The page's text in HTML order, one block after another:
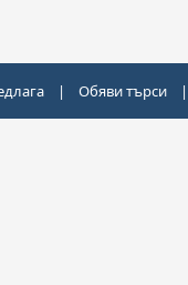
| Обяви търси |